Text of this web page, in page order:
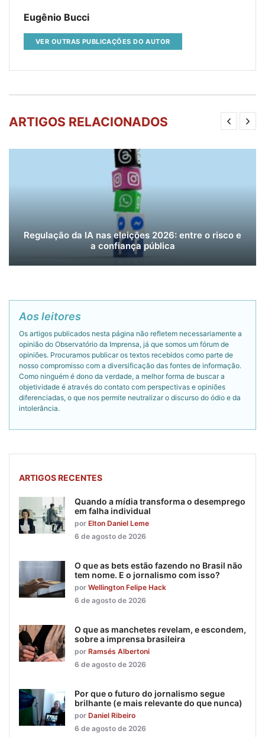
Eugênio Bucci
VER OUTRAS PUBLICAÇÕES DO AUTOR
ARTIGOS RELACIONADOS
Regulação da IA nas eleições 2026: entre o risco e
a confiança pública
Aos leitores
Os artigos publicados nesta página não refletem necessariamente a
opinião do Observatório da Imprensa, já que somos um fórum de
opiniões. Procuramos publicar os textos recebidos como parte de
nosso compromisso com a diversificação das fontes de informação.
Como ninguém é dono da verdade, a melhor forma de buscar a
objetividade é através do contato com perspectivas e opiniões
diferenciadas, o que nos permite neutralizar o discurso do ódio e da
intolerância.
ARTIGOS RECENTES
Quando a mídia transforma o desemprego
em falha individual
por Elton Daniel Leme
6 de agosto de 2026
O que as bets estão fazendo no Brasil não
tem nome. E o jornalismo com isso?
por Wellington Felipe Hack
6 de agosto de 2026
O que as manchetes revelam, e escondem,
sobre a imprensa brasileira
por Ramsés Albertoni
6 de agosto de 2026
Por que o futuro do jornalismo segue
brilhante (e mais relevante do que nunca)
por Daniel Ribeiro
6 de agosto de 2026